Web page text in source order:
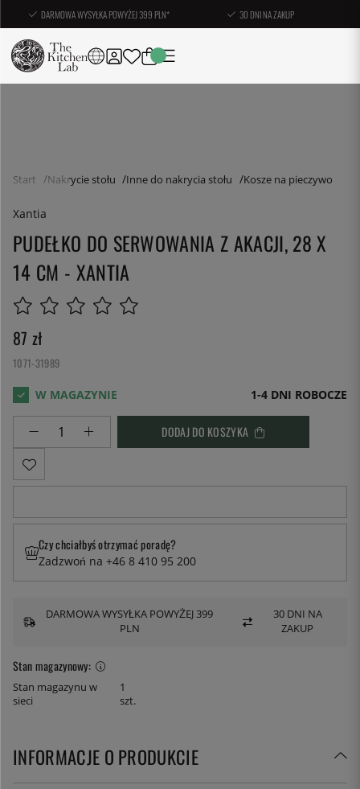
DARMOWA WYSYŁKA POWYŻEJ 399 PLN* 30 DNI NA ZAKUP
Start Nakrycie stołu Inne do nakrycia stołu Kosze na pieczywo
Xantia
PUDEŁKO DO SERWOWANIA Z AKACJI, 28 X
14 CM - XANTIA
87 zł
1071-31989
1-4 DNI ROBOCZE
DODAJ DO KOSZYKA
Stan magazynowy:
Stan magazynu w
sieci
1
szt.
Czy chciałbyś otrzymać poradę?
Zadzwoń na +46 8 410 95 200
DARMOWA WYSYŁKA POWYŻEJ 399
PLN
30 DNI NA
ZAKUP
INFORMACJE O PRODUKCIE